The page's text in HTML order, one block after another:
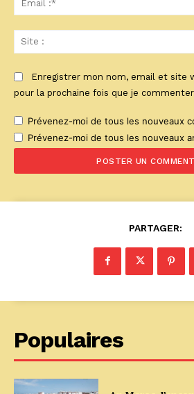
Enregistrer mon nom, email et site
pour la prochaine fois que je
Prévenez-moi de tous les nouveaux
Prévenez-moi de tous les nouveaux
PARTAGER:
Populaires